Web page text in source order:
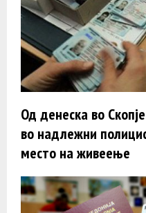
Од денеска во
во надлежни
место на живеење